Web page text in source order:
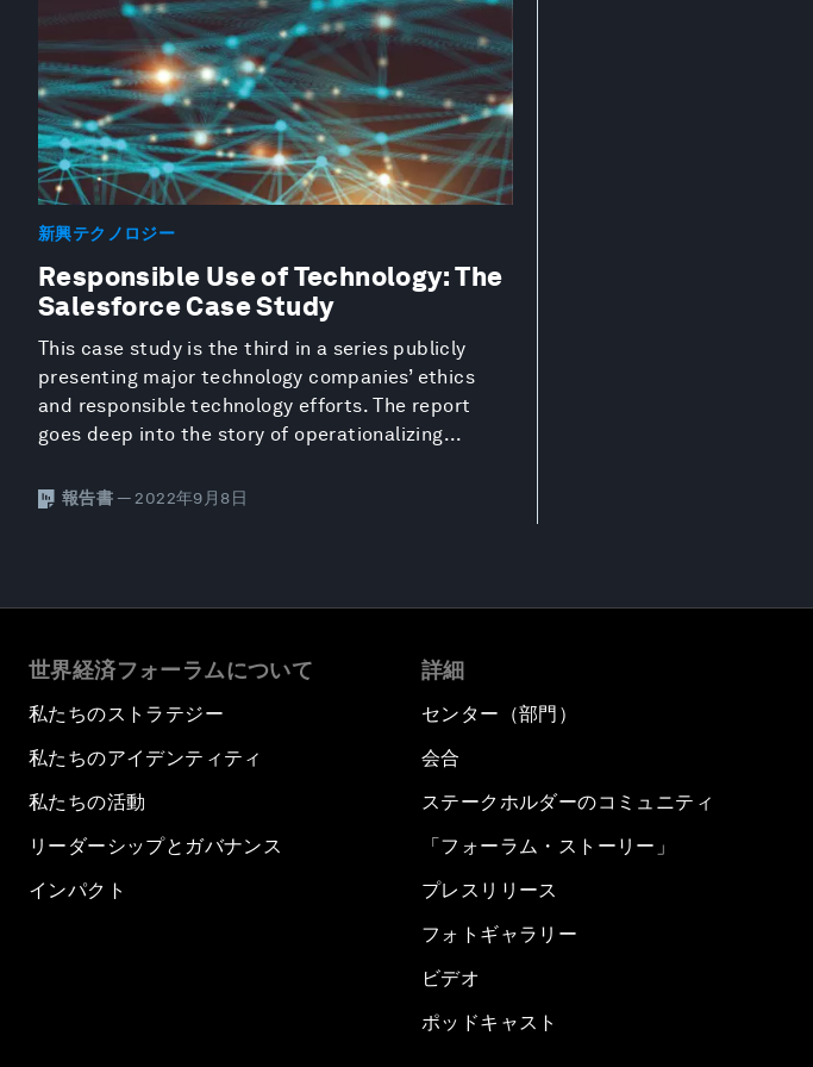
新興テクノロジー
Responsible Use of Technology: The
Salesforce Case Study
This case study is the third in a series publicly
presenting major technology companies’ ethics
and responsible technology efforts. The report
goes deep into the story of operationalizing...
報告書 — 2022年9月8日
世界経済フォーラムについて
私たちのストラテジー
私たちのアイデンティティ
私たちの活動
リーダーシップとガバナンス
インパクト
詳細
センター（部門）
会合
ステークホルダーのコミュニティ
「フォーラム・ストーリー」
プレスリリース
フォトギャラリー
ビデオ
ポッドキャスト